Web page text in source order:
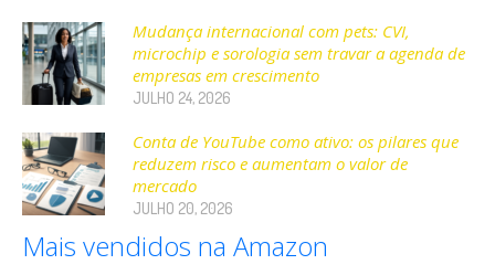
Mudança internacional com pets: CVI,
microchip e sorologia sem travar a agenda de
empresas em crescimento
JULHO 24, 2026
Conta de YouTube como ativo: os pilares que
reduzem risco e aumentam o valor de
mercado
JULHO 20, 2026
Mais vendidos na Amazon